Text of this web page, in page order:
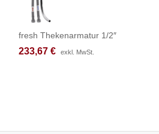
fresh Thekenarmatur 1/2″
233,67 € exkl. MwSt.
233,67 € exkl. MwSt.